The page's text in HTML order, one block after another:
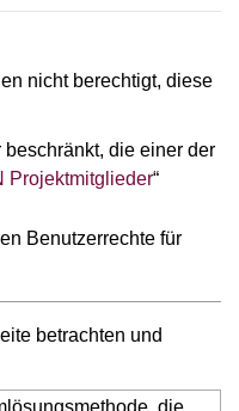
nicht berechtigt, diese
die einer der
Projektmitglieder“
Benutzerrechte für
betrachten und